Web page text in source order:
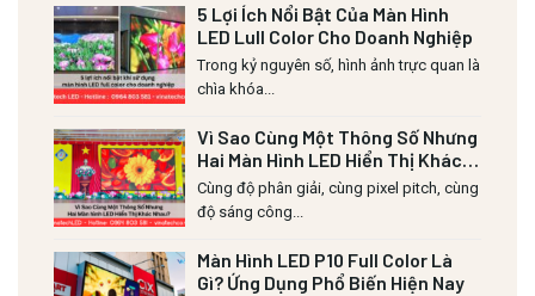
5 Lợi Ích Nổi Bật Của Màn Hình
LED Lull Color Cho Doanh Nghiệp
Trong kỷ nguyên số, hình ảnh trực quan là
chìa khóa...
Vì Sao Cùng Một Thông Số Nhưng
Hai Màn Hình LED Hiển Thị Khác
Nhau?
Cùng độ phân giải, cùng pixel pitch, cùng
độ sáng công...
Màn Hình LED P10 Full Color Là
Gì? Ứng Dụng Phổ Biến Hiện Nay